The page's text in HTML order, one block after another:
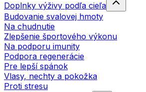
Doplnky výživy podľa cieľa
Budovanie svalovej hmoty
Na chudnutie
Zlepšenie športového výkonu
Na podporu imunity
Podpora regenerácie
Pre lepší spánok
Vlasy, nechty a pokožka
Proti stresu